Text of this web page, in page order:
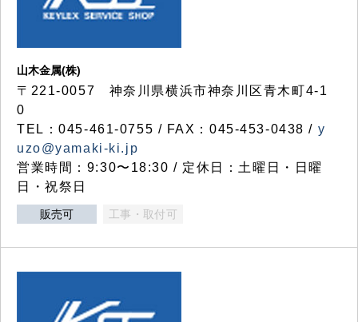
山木金属(株)
〒221-0057 神奈川県横浜市神奈川区青木町4-1
0
TEL：045-461-0755 / FAX：045-453-0438 / y
uzo@yamaki-ki.jp
営業時間：9:30〜18:30 / 定休日：土曜日・日曜
日・祝祭日
販売可 工事・取付可